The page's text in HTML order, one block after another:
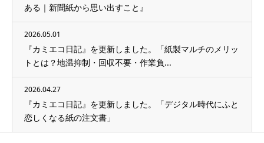
ある｜新聞紙から思い出すこと』
2026.05.01
『カミエコ日記』を更新しました。「紙製マルチのメリッ
トとは？地温抑制・回収不要・作業負...
2026.04.27
『カミエコ日記』を更新しました。「デジタル時代にふと
恋しくなる紙の注文書」